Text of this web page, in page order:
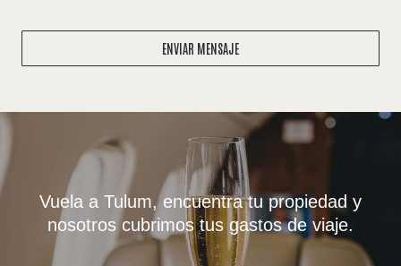
ENVIAR MENSAJE
Vuela a Tulum, encuentra tu propiedad y
nosotros cubrimos tus gastos de viaje.